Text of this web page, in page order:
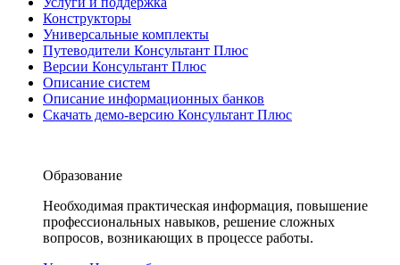
Конструкторы
Универсальные комплекты
Путеводители Консультант Плюс
Версии Консультант Плюс
Описание систем
Описание информационных банков
Скачать демо-версию Консультант Плюс
Образование
Необходимая практическая информация, повышение
профессиональных навыков, решение сложных
вопросов, возникающих в процессе работы.